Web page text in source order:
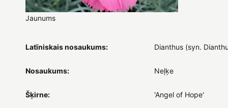
Jaunums
Latīniskais nosaukums: Dianthus (syn.
Nosaukums: Neļķe
Šķirne: 'Angel of Hope'